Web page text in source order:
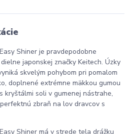
Shiner je pravdepodobne
japonskej značky Keitech. Úzky
skvelým pohybom pri pomalom
doplnené extrémne mäkkou gumou
kryštálmi soli v gumenej nástrahe,
zbraň na lov dravcov s
Shiner má v strede tela drážku